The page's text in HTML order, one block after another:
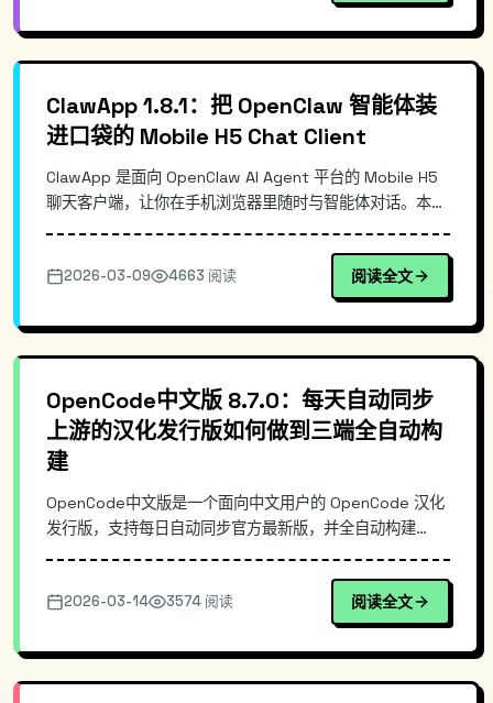
ClawApp 1.8.1：把 OpenClaw 智能体装
进口袋的 Mobile H5 Chat Client
ClawApp 是面向 OpenClaw AI Agent 平台的 Mobile H5
聊天客户端，让你在手机浏览器里随时与智能体对话。本文
说明它相对通用聊天壳与“直接用 Web 控制台”的差异，并
给出最小化的部署/使用命令示例，帮助你快速把
2026-03-09 4663 阅读 阅读全文
OpenCode中文版 8.7.0：每天自动同步
上游的汉化发行版如何做到三端全自动构
建
OpenCode中文版是一个面向中文用户的 OpenCode 汉化
发行版，支持每日自动同步官方最新版，并全自动构建
点出发，拆解其自动同步与构建流水线思路、发行版与上游
的差异、以及在团队落地时的安装与更新方式，帮助你快速
2026-03-14 3574 阅读 阅读全文